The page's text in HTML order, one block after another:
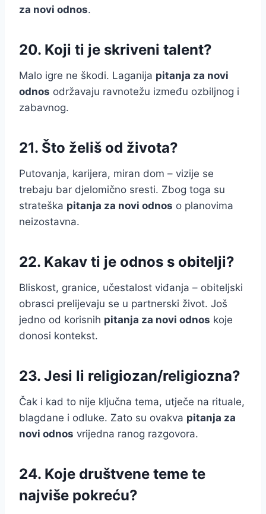
za novi odnos.
20. Koji ti je skriveni talent?
Malo igre ne škodi. Laganija pitanja za novi
odnos održavaju ravnotežu između ozbiljnog i
zabavnog.
21. Što želiš od života?
Putovanja, karijera, miran dom – vizije se
trebaju bar djelomično sresti. Zbog toga su
strateška pitanja za novi odnos o planovima
neizostavna.
22. Kakav ti je odnos s obitelji?
Bliskost, granice, učestalost viđanja – obiteljski
obrasci prelijevaju se u partnerski život. Još
jedno od korisnih pitanja za novi odnos koje
donosi kontekst.
23. Jesi li religiozan/religiozna?
Čak i kad to nije ključna tema, utječe na rituale,
blagdane i odluke. Zato su ovakva pitanja za
novi odnos vrijedna ranog razgovora.
24. Koje društvene teme te
najviše pokreću?